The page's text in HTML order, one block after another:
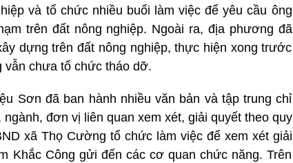
và tổ chức nhiều buổi làm việc để yêu cầu ông
trên đất nông nghiệp. Ngoài ra, địa phương đã
dựng trên đất nông nghiệp, thực hiện xong trước
vẫn chưa tổ chức tháo dỡ.
Sơn đã ban hành nhiều văn bản và tập trung chỉ
đơn vị liên quan xem xét, giải quyết theo quy
xã Thọ Cường tổ chức làm việc để xem xét giải
Khắc Công gửi đến các cơ quan chức năng. Trên